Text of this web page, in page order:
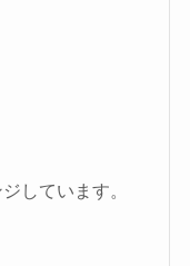
しています。